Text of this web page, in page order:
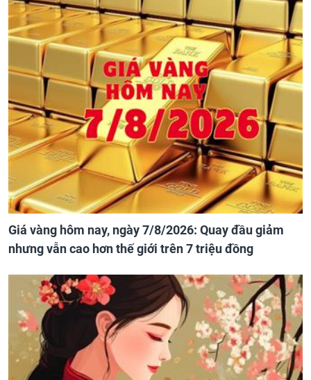
Giá vàng hôm nay, ngày 7/8/2026: Quay đầu giảm
nhưng vẫn cao hơn thế giới trên 7 triệu đồng